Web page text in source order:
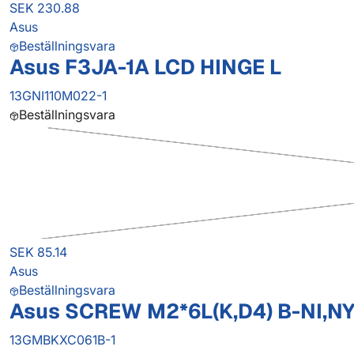
SEK 230.88
Asus
Beställningsvara
Asus F3JA-1A LCD HINGE L
13GNI110M022-1
Beställningsvara
SEK 85.14
Asus
Beställningsvara
Asus SCREW M2*6L(K,D4) B-
13GMBKXC061B-1